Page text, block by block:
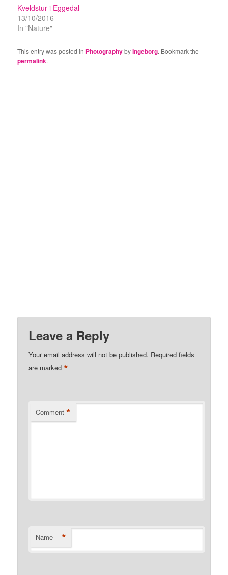
Kveldstur i Eggedal
13/10/2016
In "Nature"
This entry was posted in PhotographybyIngeborg. Bookmark the
permalink.
Leave a Reply
Your email address will not be published. Required fields
are marked*
Comment *
Name *